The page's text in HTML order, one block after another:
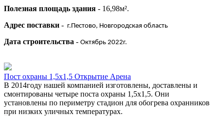
Полезная площадь здания - 16,98м².
Адрес поставки - г.Пестово, Новгородская область
Дата строительства - Октябрь 2022г.
Пост охраны 1,5х1,5 Открытие Арена
В 2014году нашей компанией изготовлены, доставлены и
смонтированы четыре поста охраны 1,5х1,5. Они
установлены по периметру стадион для обогрева охранников
при низких уличных температурах.